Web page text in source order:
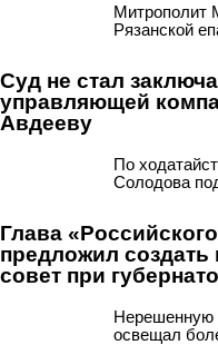
Митрополит
Рязанской
Суд не стал
управляющей
Авдееву
По
Солодова
Глава
предложил создать
совет при
Нерешенную
освещал